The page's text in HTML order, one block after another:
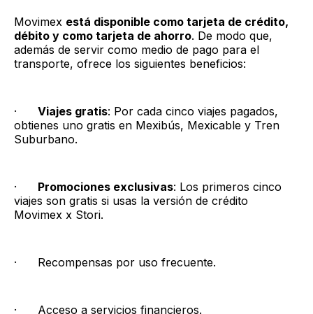
Movimex está disponible como tarjeta de crédito,
débito y como tarjeta de ahorro. De modo que,
además de servir como medio de pago para el
transporte, ofrece los siguientes beneficios:
· Viajes gratis: Por cada cinco viajes pagados,
obtienes uno gratis en Mexibús, Mexicable y Tren
Suburbano.
· Promociones exclusivas: Los primeros cinco
viajes son gratis si usas la versión de crédito
Movimex x Stori.
· Recompensas por uso frecuente.
· Acceso a servicios financieros.